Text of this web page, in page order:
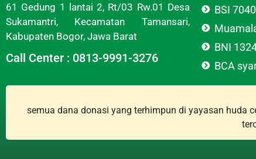
61 Gedung 1 lantai 2, Rt/03 Rw.01 Desa
Sukamantri, Kecamatan Tamansari,
Kabupaten Bogor, Jawa Barat
Call Center : 0813-9991-3276
BSI
BNI
BCA
semua dana donasi yang terhimpun di yayasan huda